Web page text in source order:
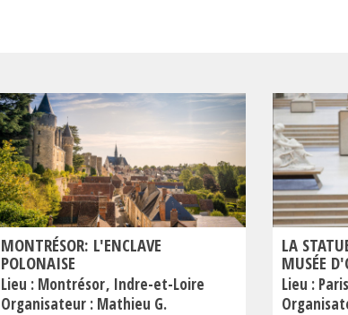
MONTRÉSOR: L'ENCLAVE
POLONAISE
Lieu : Montrésor Indre-et-Loire
Organisateur : Mathieu G.
LA
MUSÉE
Lieu :